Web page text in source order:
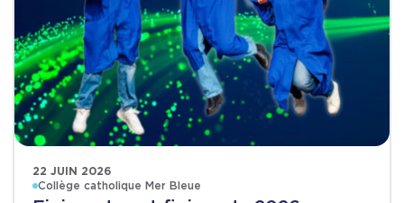
22 JUIN 2026
Collège catholique Mer Bleue